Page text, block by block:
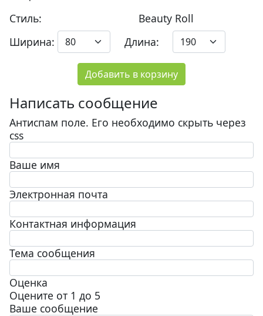
Стиль:
Beauty Roll
Ширина:
Длина:
Добавить в корзину
Написать сообщение
Антиспам поле. Его необходимо скрыть через
css
Ваше имя
Электронная почта
Контактная информация
Тема сообщения
Оценка
Оцените от 1 до 5
Ваше сообщение